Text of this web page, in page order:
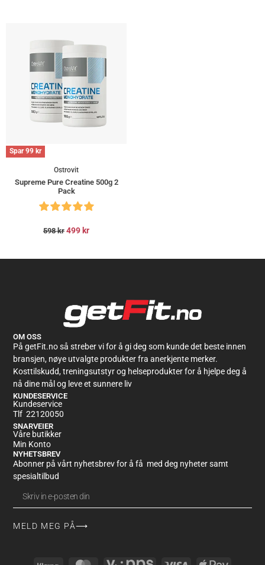
Spar99 kr
Ostrovit
Supreme Pure Creatine 500g 2
Pack
598kr 499kr
Kundevurderinger
Veldig bra produkt. Jeg liker at det bruker
Mon Jun 22 2026 12:46:11 GMT+0000 (Coordinated Universal Time)
OM OSS
På getFit.no så streber vi for å gi deg som kunde det beste innen
bransjen, nøye utvalgte produkter fra anerkjente merker.
Kosttilskudd, treningsutstyr og helseprodukter for å hjelpe deg å
nå dine mål og leve et sunnere liv
KUNDESERVICE
Kundeservice
Tlf 22120050
SNARVEIER
Våre butikker
Min Konto
NYHETSBREV
Abonner på vårt nyhetsbrev for å få med deg nyheter samt
spesialtilbud
MELD MEG PÅ⟶